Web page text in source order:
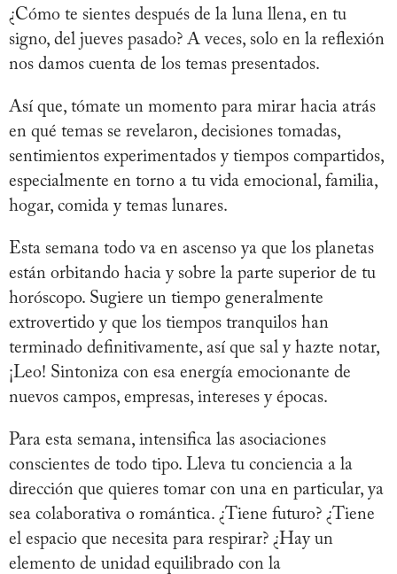
¿Cómo te sientes después de la luna llena, en tu
signo, del jueves pasado? A veces, solo en la reflexión
nos damos cuenta de los temas presentados.
Así que, tómate un momento para mirar hacia atrás
en qué temas se revelaron, decisiones tomadas,
sentimientos experimentados y tiempos compartidos,
especialmente en torno a tu vida emocional, familia,
hogar, comida y temas lunares.
Esta semana todo va en ascenso ya que los planetas
están orbitando hacia y sobre la parte superior de tu
horóscopo. Sugiere un tiempo generalmente
extrovertido y que los tiempos tranquilos han
terminado definitivamente, así que sal y hazte notar,
¡Leo! Sintoniza con esa energía emocionante de
nuevos campos, empresas, intereses y épocas.
Para esta semana, intensifica las asociaciones
conscientes de todo tipo. Lleva tu conciencia a la
dirección que quieres tomar con una en particular, ya
sea colaborativa o romántica. ¿Tiene futuro? ¿Tiene
el espacio que necesita para respirar? ¿Hay un
elemento de unidad equilibrado con la